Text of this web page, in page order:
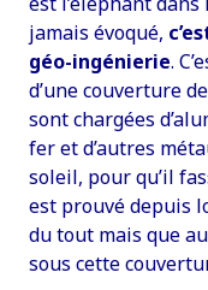
jamais évoqué,
géo-ingénierie.
d’une couverture
sont chargées
fer et d’autres
soleil, pour qu’il
est prouvé depuis
du tout mais que
sous cette